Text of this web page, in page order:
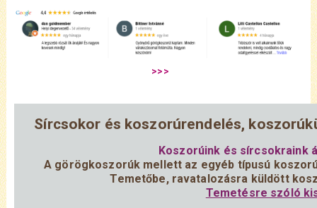
Sírcsokor és koszorúrendelés,
Koszorúink és sírcsokraink
A görögkoszorúk mellett az egyéb típusú
Temetőbe, ravatalozásra küldött
Temetésre szóló